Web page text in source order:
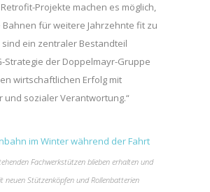
Projekte machen es möglich,
für weitere Jahrzehnte fit zu
sind ein zentraler Bestandteil
Strategie der Doppelmayr-Gruppe
wirtschaftlichen Erfolg mit
und sozialer Verantwortung.“
Fachwerkstützen blieben erhalten und
neuen Stützenköpfen und Rollenbatterien